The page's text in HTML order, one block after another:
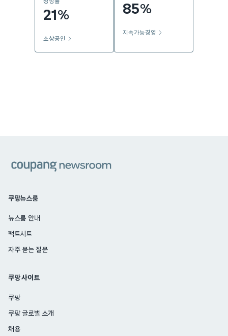
21 %
소상공인
85%
지속가능경영
쿠팡뉴스룸
뉴스룸 안내
팩트시트
자주 묻는 질문
쿠팡 사이트
쿠팡
쿠팡 글로벌 소개
채용